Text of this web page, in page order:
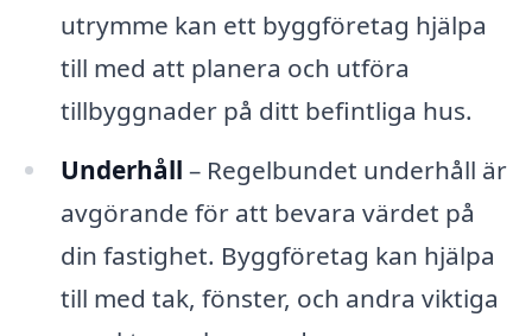
utrymme kan ett byggföretag hjälpa
till med att planera och utföra
tillbyggnader på ditt befintliga hus.
Underhåll – Regelbundet underhåll är
avgörande för att bevara värdet på
din fastighet. Byggföretag kan hjälpa
till med tak, fönster, och andra viktiga